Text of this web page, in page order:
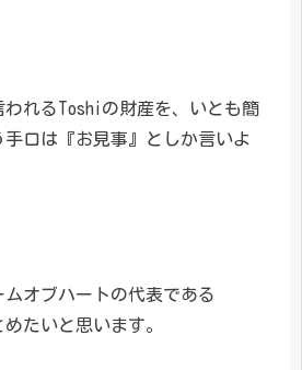
われるToshiの財産を、いとも簡
口は『お見事』としか言いよ
オブハートの代表である
めたいと思います。